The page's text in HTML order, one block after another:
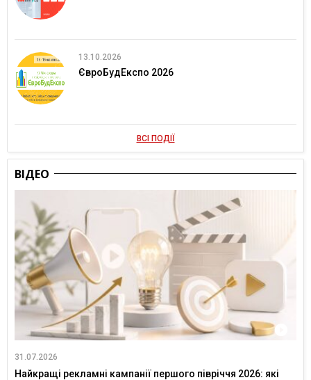
13.10.2026
ЄвроБудЕкспо 2026
ВСІ ПОДІЇ
ВІДЕО
31.07.2026
Найкращі рекламні кампанії першого півріччя 2026: які